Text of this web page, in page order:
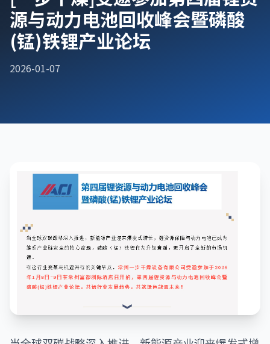
源与动力电池回收峰会暨磷酸
(锰)铁锂产业论坛
2026-01-07